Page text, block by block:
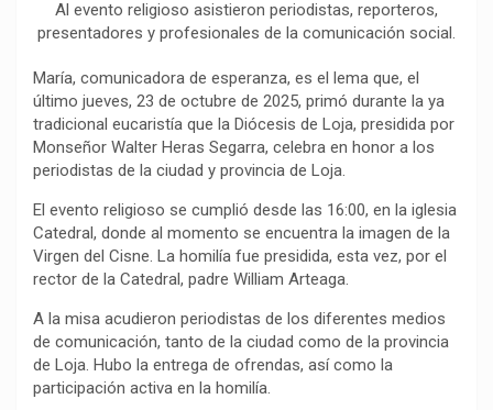
Al evento religioso asistieron periodistas, reporteros,
presentadores y profesionales de la comunicación social.
María, comunicadora de esperanza, es el lema que, el
último jueves, 23 de octubre de 2025, primó durante la ya
tradicional eucaristía que la Diócesis de Loja, presidida por
Monseñor Walter Heras Segarra, celebra en honor a los
periodistas de la ciudad y provincia de Loja.
El evento religioso se cumplió desde las 16:00, en la iglesia
Catedral, donde al momento se encuentra la imagen de la
Virgen del Cisne. La homilía fue presidida, esta vez, por el
rector de la Catedral, padre William Arteaga.
A la misa acudieron periodistas de los diferentes medios
de comunicación, tanto de la ciudad como de la provincia
de Loja. Hubo la entrega de ofrendas, así como la
participación activa en la homilía.